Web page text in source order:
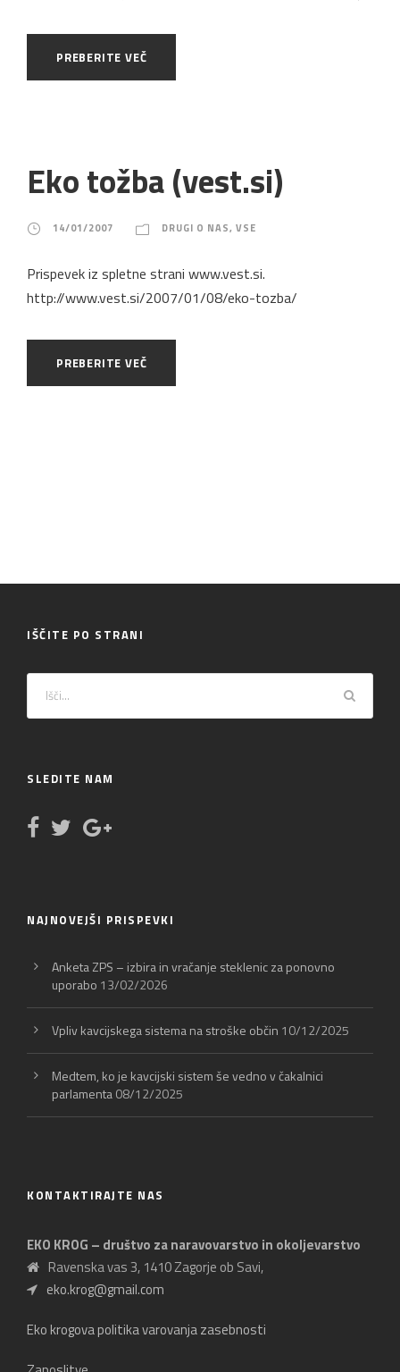
PREBERITE VEČ
Eko tožba (vest.si)
14/01/2007 DRUGI O NAS, VSE
Prispevek iz spletne strani www.vest.si.
http://www.vest.si/2007/01/08/eko-tozba/
PREBERITE VEČ
IŠČITE PO STRANI
SLEDITE NAM
NAJNOVEJŠI PRISPEVKI
Anketa ZPS – izbira in vračanje steklenic za ponovno
uporabo 13/02/2026
Vpliv kavcijskega sistema na stroške občin 10/12/2025
Medtem, ko je kavcijski sistem še vedno v čakalnici
parlamenta08/12/2025
KONTAKTIRAJTE NAS
EKO KROG – društvo za naravovarstvo in okoljevarstvo
Ravenska vas 3, 1410 Zagorje ob Savi,
eko.krog@gmail.com
Eko krogova politika varovanja zasebnosti